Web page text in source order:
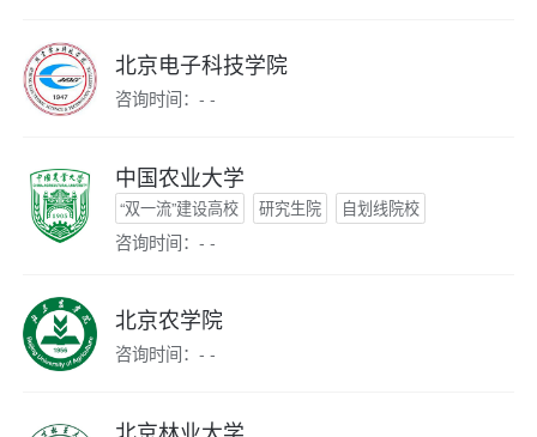
北京电子科技学院
咨询时间：- -
中国农业大学
“双一流”建设高校 研究生院 自划线院校
咨询时间：- -
北京农学院
咨询时间：- -
北京林业大学